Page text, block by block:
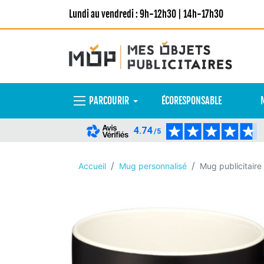
Lundi au vendredi : 9h-12h30 | 14h-17h30
PARCOURIR ÉCORESPONSABLE
4.74/5
Accueil Mug personnalisé Mug